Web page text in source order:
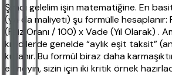
Şimdi gelelim işin matematiğine. En
(ya da maliyeti) şu formülle hesaplanır:
(Faiz Oranı / 100) x Vade (Yıl Olarak) .
kredilerde genelde “aylık eşit taksit”
kullanır. Bu formül biraz daha
etmeyin, sizin için iki kritik örnek